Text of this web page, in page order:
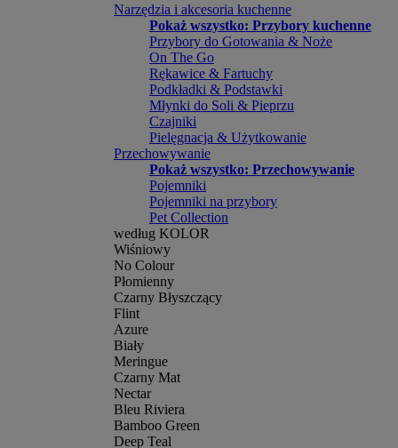
Narzędzia i akcesoria kuchenne
Pokaż wszystko: Przybory kuchenne
Przybory do Gotowania & Noże
On The Go
Rękawice & Fartuchy
Podkładki & Podstawki
Młynki do Soli & Pieprzu
Czajniki
Pielęgnacja & Użytkowanie
Przechowywanie
Pokaż wszystko: Przechowywanie
Pojemniki
Pojemniki na przybory
Pet Collection
według KOLOR
Wiśniowy
No Colour
Płomienny
Czarny Błyszczący
Flint
Azure
Biały
Meringue
Czarny Mat
Nectar
Bleu Riviera
Bamboo Green
Deep Teal